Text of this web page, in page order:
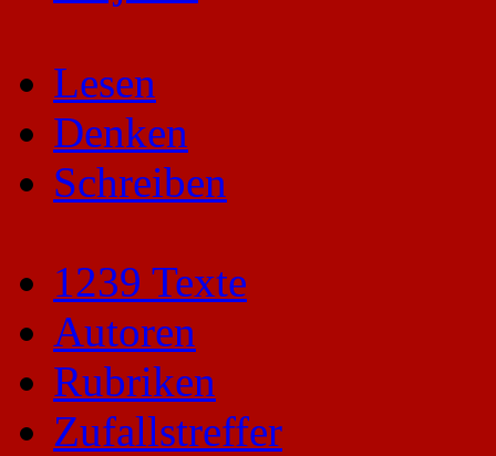
Lesen
Denken
Schreiben
1239 Texte
Autoren
Rubriken
Zufallstreffer